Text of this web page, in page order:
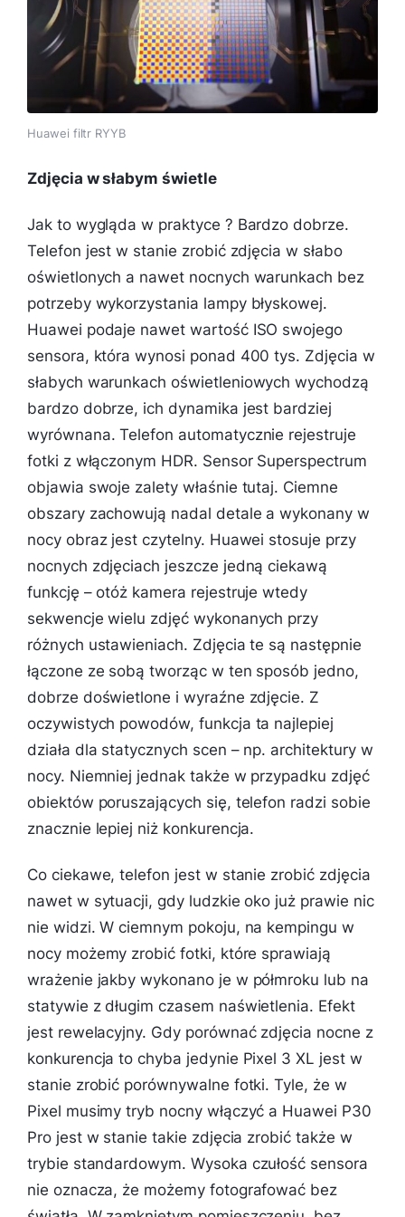
Huawei filtr RYYB
Zdjęcia w słabym świetle
Jak to wygląda w praktyce ? Bardzo dobrze.
Telefon jest w stanie zrobić zdjęcia w słabo
oświetlonych a nawet nocnych warunkach bez
potrzeby wykorzystania lampy błyskowej.
Huawei podaje nawet wartość ISO swojego
sensora, która wynosi ponad 400 tys. Zdjęcia w
słabych warunkach oświetleniowych wychodzą
bardzo dobrze, ich dynamika jest bardziej
wyrównana. Telefon automatycznie rejestruje
fotki z włączonym HDR. Sensor Superspectrum
objawia swoje zalety właśnie tutaj. Ciemne
obszary zachowują nadal detale a wykonany w
nocy obraz jest czytelny. Huawei stosuje przy
nocnych zdjęciach jeszcze jedną ciekawą
funkcję – otóż kamera rejestruje wtedy
sekwencje wielu zdjęć wykonanych przy
różnych ustawieniach. Zdjęcia te są następnie
łączone ze sobą tworząc w ten sposób jedno,
dobrze doświetlone i wyraźne zdjęcie. Z
oczywistych powodów, funkcja ta najlepiej
działa dla statycznych scen – np. architektury w
nocy. Niemniej jednak także w przypadku zdjęć
obiektów poruszających się, telefon radzi sobie
znacznie lepiej niż konkurencja.
Co ciekawe, telefon jest w stanie zrobić zdjęcia
nawet w sytuacji, gdy ludzkie oko już prawie nic
nie widzi. W ciemnym pokoju, na kempingu w
nocy możemy zrobić fotki, które sprawiają
wrażenie jakby wykonano je w półmroku lub na
statywie z długim czasem naświetlenia. Efekt
jest rewelacyjny. Gdy porównać zdjęcia nocne z
konkurencja to chyba jedynie Pixel 3 XL jest w
stanie zrobić porównywalne fotki. Tyle, że w
Pixel musimy tryb nocny włączyć a Huawei P30
Pro jest w stanie takie zdjęcia zrobić także w
trybie standardowym. Wysoka czułość sensora
nie oznacza, że możemy fotografować bez